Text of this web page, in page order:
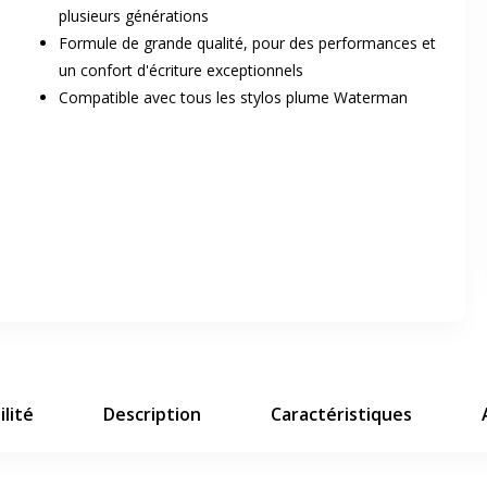
plusieurs générations
Formule de grande qualité, pour des performances et
un confort d'écriture exceptionnels
Compatible avec tous les stylos plume Waterman
Description Caractéristiques